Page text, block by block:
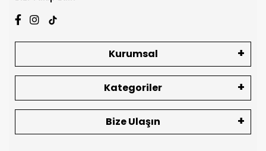
Kurumsal
Kategoriler
Bize Ulaşın